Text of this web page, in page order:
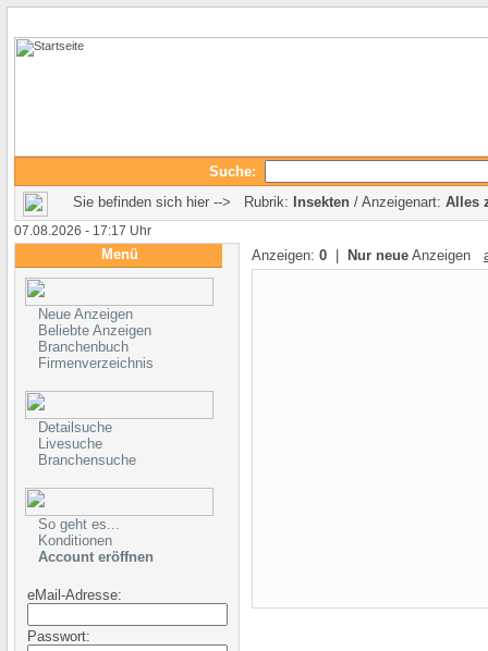
Suche:
Sie befinden sich hier --> Rubrik:
Insekten / Anzeigenart: Alles
07.08.2026 - 17:17 Uhr
Menü
Neue Anzeigen
Beliebte Anzeigen
Branchenbuch
Firmenverzeichnis
Detailsuche
Livesuche
Branchensuche
So geht es...
Konditionen
Account eröffnen
eMail-Adresse:
Passwort:
Anzeigen: 0 Nur neue Anzeigen